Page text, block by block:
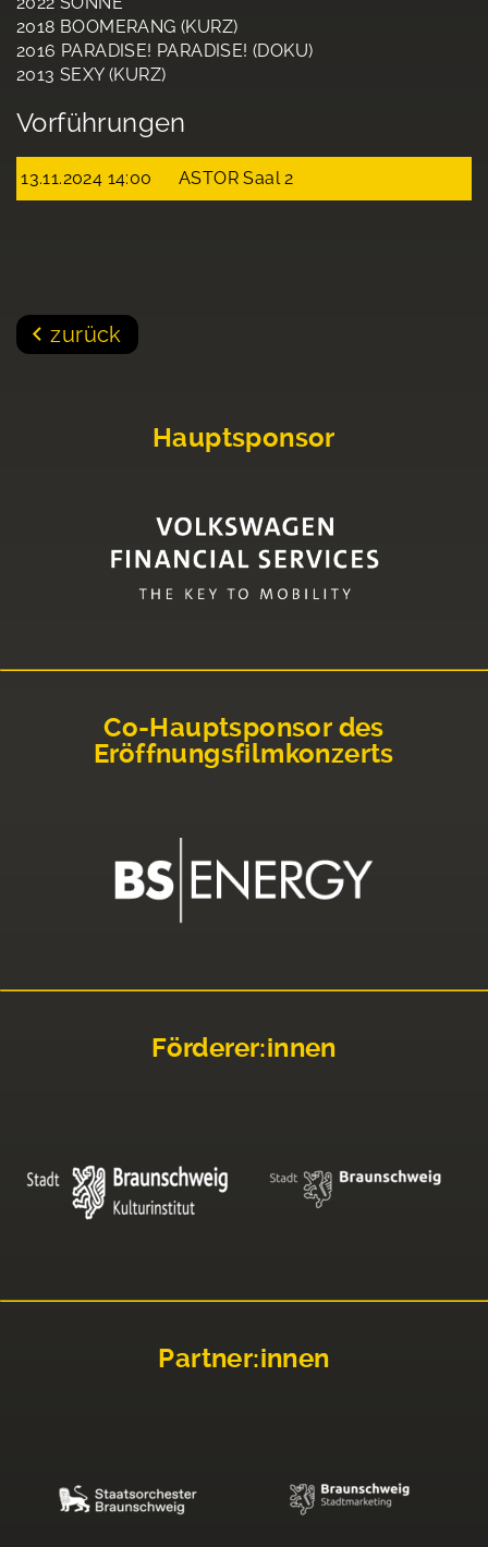
2018 BOOMERANG (KURZ)
2016 PARADISE! PARADISE! (DOKU)
2013 SEXY (KURZ)
Vorführungen
13.11.2024 14:00 ASTOR Saal 2
zurück
Hauptsponsor
Co-Hauptsponsor des
Eröffnungsfilmkonzerts
Förderer:innen
Partner:innen